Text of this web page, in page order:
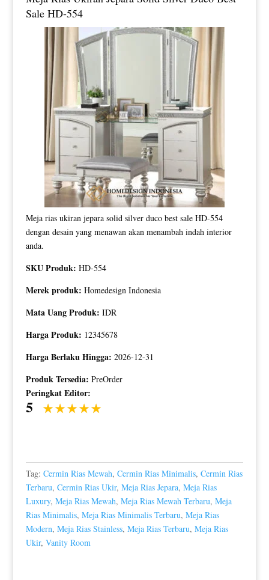
Sale HD-554
Meja rias ukiran jepara solid silver duco best sale HD-554
dengan desain yang menawan akan menambah indah interior
anda.
SKU Produk: HD-554
Merek produk: Homedesign Indonesia
Mata Uang Produk: IDR
Harga Produk: 12345678
Harga Berlaku Hingga: 2026-12-31
Produk Tersedia: PreOrder
Peringkat Editor:
5
Tag: Cermin Rias Mewah, Cermin Rias Minimalis, Cermin Rias
Terbaru, Cermin Rias Ukir, Meja Rias Jepara, Meja Rias
Luxury, Meja Rias Mewah, Meja Rias Mewah Terbaru, Meja
Rias Minimalis, Meja Rias Minimalis Terbaru, Meja Rias
Modern, Meja Rias Stainless, Meja Rias Terbaru, Meja Rias
Ukir, Vanity Room